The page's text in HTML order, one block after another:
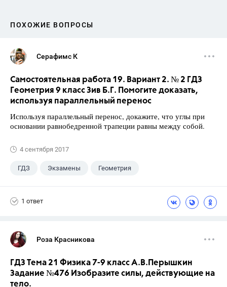
ПОХОЖИЕ ВОПРОСЫ
Серафимс К
Самостоятельная работа 19. Вариант 2. № 2 ГДЗ
Геометрия 9 класс Зив Б.Г. Помогите доказать,
используя параллельный перенос
Используя параллельный перенос, докажите, что углы при
основании равнобедренной трапеции равны между собой.
4 сентября 2017
ГДЗ Экзамены Геометрия
1 ответ
Роза Красникова
ГДЗ Тема 21 Физика 7-9 класс А.В.Перышкин
Задание №476 Изобразите силы, действующие на
тело.